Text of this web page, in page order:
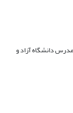
دانشگاه آزاد و